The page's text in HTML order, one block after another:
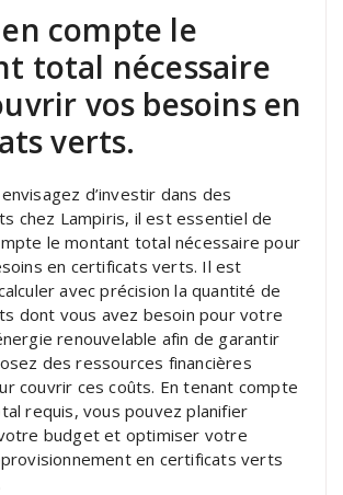
compte le
total nécessaire
vos besoins en
verts.
d’investir dans des
chez Lampiris, il est essentiel de
le montant total nécessaire pour
en certificats verts. Il est
avec précision la quantité de
dont vous avez besoin pour votre
renouvelable afin de garantir
des ressources financières
couvrir ces coûts. En tenant compte
requis, vous pouvez planifier
budget et optimiser votre
en certificats verts